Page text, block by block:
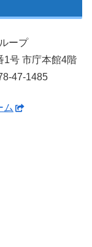
ープ
1号 市庁本館4階
47-1485
ム